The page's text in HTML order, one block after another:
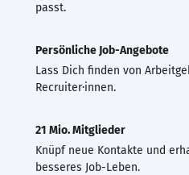
passt.
Persönliche Job-Angebote
Lass Dich finden von
Recruiter·innen.
21 Mio. Mitglieder
Knüpf neue Kontakte und
besseres Job-Leben.